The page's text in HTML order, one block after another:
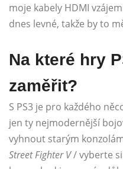
moje kabely HDMI
dnes levné, takže by to
Na které hry
zaměřit?
S PS3 je pro každého
jen ty nejmodernější
vyhnout starým
Street Fighter V/ vyberte